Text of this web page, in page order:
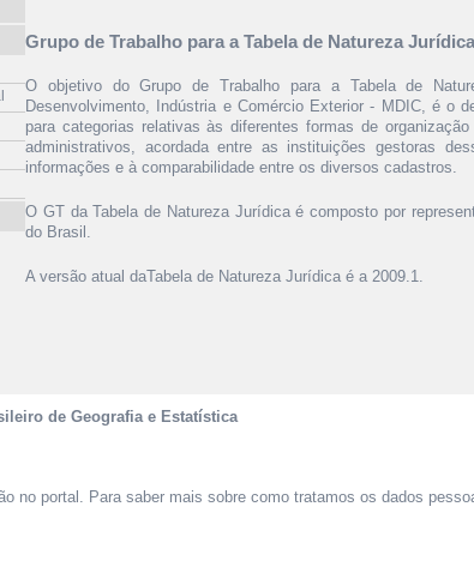
Grupo de Trabalho para a Tabela de Natureza Jurídica
O objetivo do Grupo de Trabalho para a Tabela de
Desenvolvimento, Indústria e Comércio Exterior - MDIC, é o
para categorias relativas às diferentes formas de
administrativos, acordada entre as instituições gestoras
informações e à comparabilidade entre os diversos cadastros.
O GT da Tabela de Natureza Jurídica é composto por
do Brasil.
A versão atual daTabela de Natureza Jurídica é a 2009.1.
de Geografia e Estatística
no portal. Para saber mais sobre como tratamos os dados